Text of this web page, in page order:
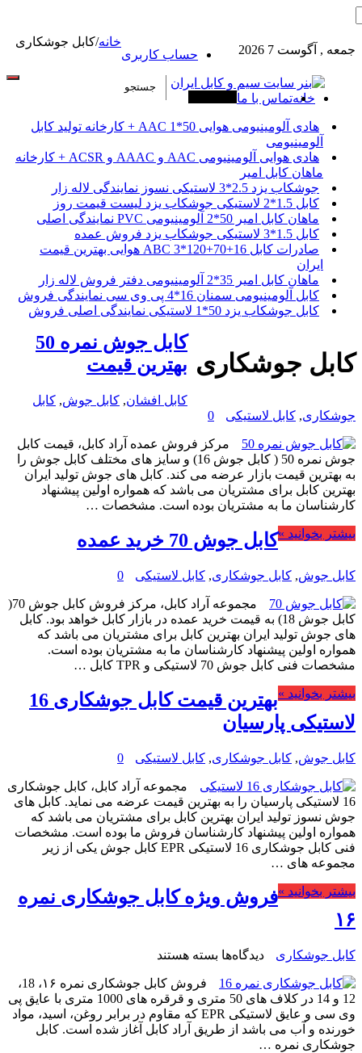
جمعه , آگوست 7 2026 حساب کاربری
خانهتماس با ما
هادی آلومینیومی هوایی 50*1 AAC + کارخانه تولید کابل
آلومینیومی
هادی هوایی آلومینیومی AAC و AAAC و ACSR + کارخانه
ماهان کابل امیر
جوشکاب یزد 2.5*3 لاستیکی نسوز نمایندگی لاله زار
کابل 1.5*2 لاستیکی جوشکاب یزد لیست قیمت روز
ماهان کابل امیر 50*2 آلومینیومی PVC نمایندگی اصلی
کابل 1.5*3 لاستیکی جوشکاب یزد فروش عمده
صادرات کابل 16+70+120*3 ABC هوایی بهترین قیمت
ایران
ماهان کابل امیر 35*2 آلومینیومی دفتر فروش لاله زار
کابل آلومینیومی سمنان 16*4 پی وی سی نمایندگی فروش
کابل جوشکاب یزد 50*1 لاستیکی نمایندگی اصلی فروش
خانه/کابل جوشکاری
کابل جوشکاری
کابل جوش نمره 50
بهترین قیمت
کابل افشان, کابل جوش, کابل
جوشکاری, کابل لاستیکی 0
مرکز فروش عمده آراد کابل، قیمت کابل
جوش نمره 50 ( کابل جوش 16) و سایز های مختلف کابل جوش را
به بهترین قیمت بازار عرضه می کند. کابل های جوش تولید ایران
بهترین کابل برای مشتریان می باشد که همواره اولین پیشنهاد
کارشناسان ما به مشتریان بوده است. مشخصات …
بیشتر بخوانید »کابل جوش 70 خرید عمده
کابل جوش, کابل جوشکاری, کابل لاستیکی 0
مجموعه آراد کابل، مرکز فروش کابل جوش 70(
کابل جوش 18) به قیمت خرید عمده در بازار کابل خواهد بود. کابل
های جوش تولید ایران بهترین کابل برای مشتریان می باشد که
همواره اولین پیشنهاد کارشناسان ما به مشتریان بوده است.
مشخصات فنی کابل جوش 70 لاستیکی و TPR کابل …
بیشتر بخوانید »
بهترین قیمت کابل جوشکاری 16
لاستیکی پارسیان
کابل جوش, کابل جوشکاری, کابل لاستیکی 0
مجموعه آراد کابل، کابل جوشکاری
16 لاستیکی پارسیان را به بهترین قیمت عرضه می نماید. کابل های
جوش نسوز تولید ایران بهترین کابل برای مشتریان می باشد که
همواره اولین پیشنهاد کارشناسان فروش ما بوده است. مشخصات
فنی کابل جوشکاری 16 لاستیکی EPR کابل جوش یکی از زیر
مجموعه های …
بیشتر بخوانید »فروش ویژه کابل جوشکاری نمره
۱۶
کابل جوشکاری دیدگاه‌ها برای
ویژه
کابل
جوشکاری
نمره
بسته هستند
فروش کابل جوشکاری نمره ۱۶، 18،
12 و 14 در کلاف های 50 متری و قرقره های 1000 متری با عایق پی
وی سی و عایق لاستیکی EPR که مقاوم در برابر روغن، اسید، مواد
خورنده و آب می باشد از طریق آراد کابل آغاز شده است. کابل
جوشکاری نمره …